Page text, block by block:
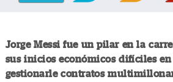
Jorge Messi fue un pilar en la
sus inicios económicos difíciles en
gestionarle contratos